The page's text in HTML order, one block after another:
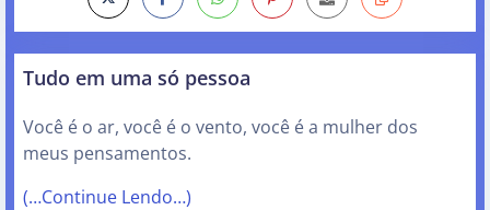
Tudo em uma só pessoa
Você é o ar, você é o vento, você é a mulher dos
meus pensamentos.
(…Continue Lendo…)